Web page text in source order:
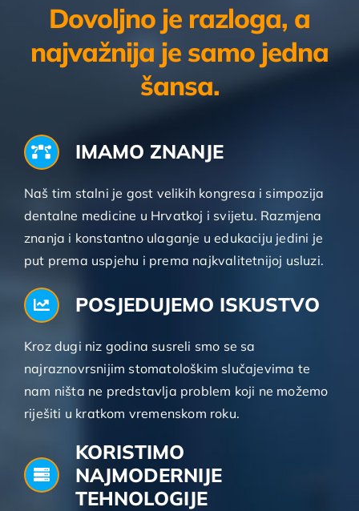
Dovoljno je razloga, a
najvažnija je samo jedna
šansa.
IMAMO ZNANJE
Naš tim stalni je gost velikih kongresa i simpozija
dentalne medicine u Hrvatkoj i svijetu. Razmjena
znanja i konstantno ulaganje u edukaciju jedini je
put prema uspjehu i prema najkvalitetnijoj usluzi.
POSJEDUJEMO ISKUSTVO
Kroz dugi niz godina susreli smo se sa
najraznovrsnijim stomatološkim slučajevima te
nam ništa ne predstavlja problem koji ne možemo
riješiti u kratkom vremenskom roku.
KORISTIMO
NAJMODERNIJE
TEHNOLOGIJE